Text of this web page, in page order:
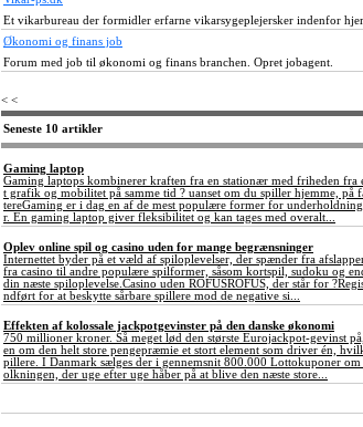
Et vikarbureau der formidler erfarne vikarsygeplejersker indenfor
Økonomi og finans job
Forum med job til økonomi og finans branchen. Opret jobagent.
< <
Seneste 10 artikler
Gaming laptop
Gaming laptops kombinerer kraften fra en stationær med friheden
t grafik og mobilitet på samme tid ? uanset om du spiller hjemme,
tereGaming er i dag en af de mest populære former for
r. En gaming laptop giver fleksibilitet og kan tages med overalt...
Oplev online spil og casino uden for mange begrænsninger
Internettet byder på et væld af spiloplevelser, der spænder fra
fra casino til andre populære spilformer, såsom kortspil, sudoku og
din næste spiloplevelse.Casino uden ROFUSROFUS, der står for
ndført for at beskytte sårbare spillere mod de negative si...
Effekten af kolossale jackpotgevinster på den danske økonomi
750 millioner kroner. Så meget lød den største Eurojackpot-gevinst
en om den helt store pengepræmie et stort element som driver én,
pillere. I Danmark sælges der i gennemsnit 800.000 Lottokuponer
olkningen, der uge efter uge håber på at blive den næste store...